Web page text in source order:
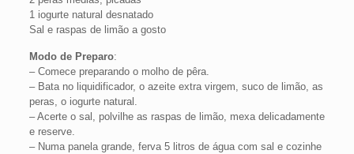
1 iogurte natural desnatado
Sal e raspas de limão a gosto
Modo de Preparo:
– Comece preparando o molho de pêra.
– Bata no liquidificador, o azeite extra virgem, suco de limão, as
peras, o iogurte natural.
– Acerte o sal, polvilhe as raspas de limão, mexa delicadamente
e reserve.
– Numa panela grande, ferva 5 litros de água com sal e cozinhe